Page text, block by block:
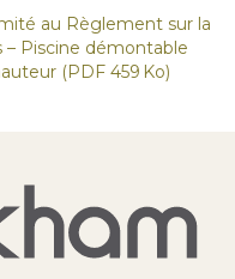
au Règlement sur la
– Piscine démontable
(PDF 459 Ko)